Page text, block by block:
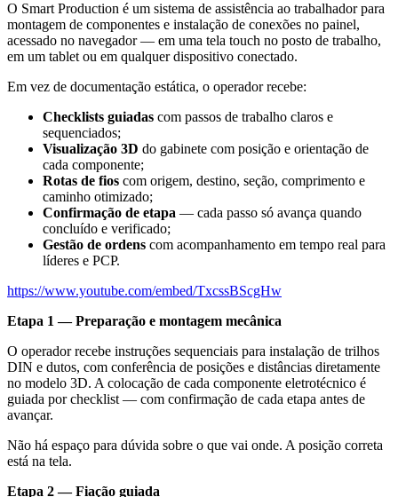
O Smart Production é um sistema de assistência ao trabalhador para
montagem de componentes e instalação de conexões no painel,
acessado no navegador — em uma tela touch no posto de trabalho,
em um tablet ou em qualquer dispositivo conectado.
Em vez de documentação estática, o operador recebe:
Checklists guiadas com passos de trabalho claros e
sequenciados;
Visualização 3D do gabinete com posição e orientação de
cada componente;
Rotas de fios com origem, destino, seção, comprimento e
caminho otimizado;
Confirmação de etapa — cada passo só avança quando
concluído e verificado;
Gestão de ordens com acompanhamento em tempo real para
líderes e PCP.
https://www.youtube.com/embed/TxcssBScgHw
Etapa 1 — Preparação e montagem mecânica
O operador recebe instruções sequenciais para instalação de trilhos
DIN e dutos, com conferência de posições e distâncias diretamente
no modelo 3D. A colocação de cada componente eletrotécnico é
guiada por checklist — com confirmação de cada etapa antes de
avançar.
Não há espaço para dúvida sobre o que vai onde. A posição correta
está na tela.
Etapa 2 — Fiação guiada